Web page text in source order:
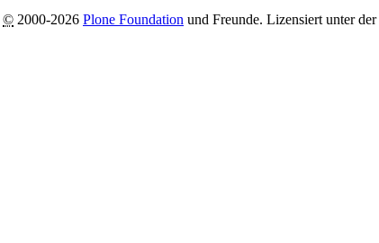
© 2000-2026 Plone Foundation und Freunde. Lizensiert unter der